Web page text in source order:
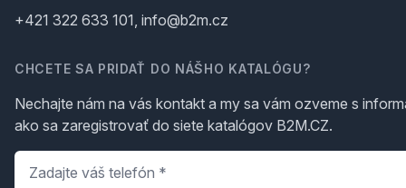
+421 322 633 101, info@b2m.cz
CHCETE SA PRIDAŤ DO NÁŠHO KATALÓGU?
Nechajte nám na vás kontakt a my sa vám ozveme s
ako sa zaregistrovať do siete katalógov B2M.CZ.
Telefón